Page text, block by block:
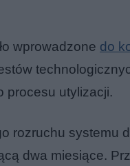
wprowadzone do
procesu utylizacji.
rozruchu systemu
dwa miesiące.